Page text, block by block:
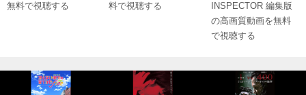
無料で視聴する
料で視聴する
INSPECTOR 編集版
の高画質動画を無料
で視聴する